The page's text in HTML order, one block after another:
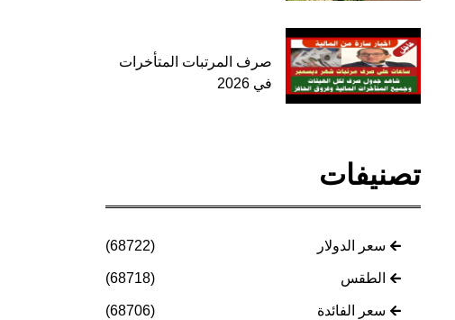
صرف المرتبات المتأخرات
في 2026
تصنيفات
سعر الدولار (68722)
الطقس (68718)
سعر الفائدة (68706)